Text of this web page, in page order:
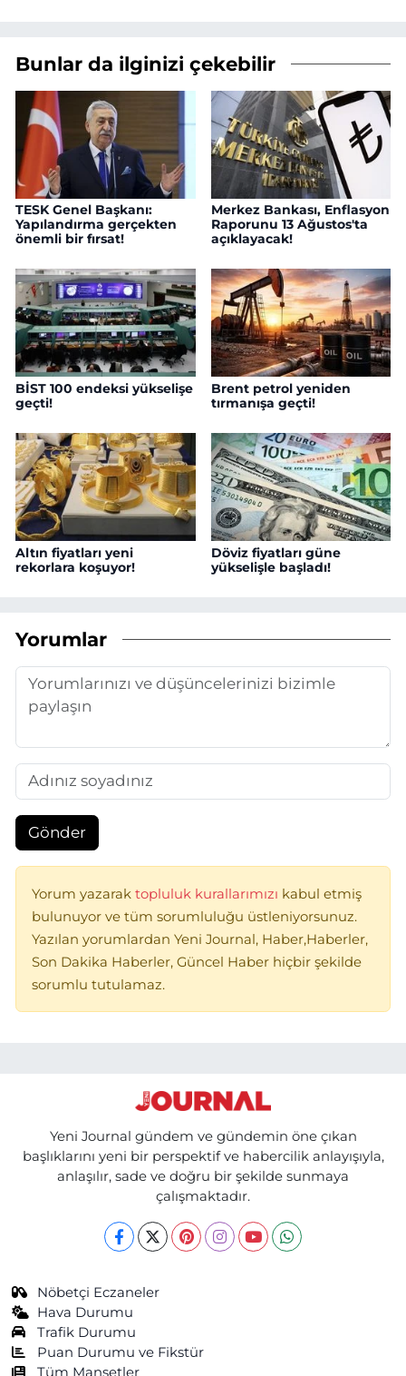
Bunlar da ilginizi çekebilir
TESK Genel Başkanı:
Yapılandırma gerçekten
önemli bir fırsat!
Merkez Bankası, Enflasyon
Raporunu 13 Ağustos'ta
açıklayacak!
BİST 100 endeksi yükselişe
geçti!
Brent petrol yeniden
tırmanışa geçti!
Altın fiyatları yeni
rekorlara koşuyor!
Döviz fiyatları güne
yükselişle başladı!
Yorumlar
Gönder
Yorum yazarak topluluk kurallarımızı kabul etmiş
bulunuyor ve tüm sorumluluğu üstleniyorsunuz.
Yazılan yorumlardan Yeni Journal, Haber,Haberler,
Son Dakika Haberler, Güncel Haber hiçbir şekilde
sorumlu tutulamaz.
Yeni Journal gündem ve gündemin öne çıkan
başlıklarını yeni bir perspektif ve habercilik anlayışıyla,
anlaşılır, sade ve doğru bir şekilde sunmaya
çalışmaktadır.
Nöbetçi Eczaneler
Hava Durumu
Trafik Durumu
Puan Durumu ve Fikstür
Tüm Manşetler